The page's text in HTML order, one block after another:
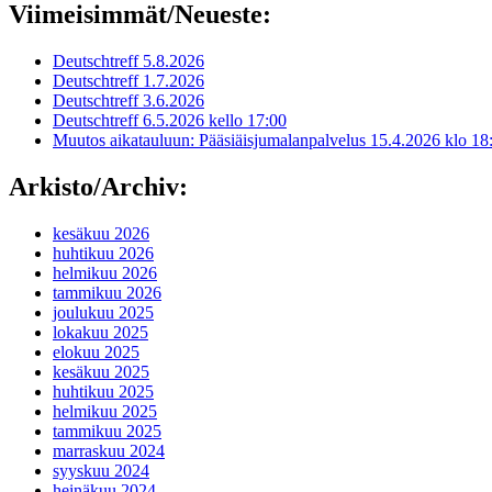
Viimeisimmät/Neueste:
Deutschtreff 5.8.2026
Deutschtreff 1.7.2026
Deutschtreff 3.6.2026
Deutschtreff 6.5.2026 kello 17:00
Muutos aikatauluun: Pääsiäisjumalanpalvelus 15.4.2026 klo
Arkisto/Archiv:
kesäkuu 2026
huhtikuu 2026
helmikuu 2026
tammikuu 2026
joulukuu 2025
lokakuu 2025
elokuu 2025
kesäkuu 2025
huhtikuu 2025
helmikuu 2025
tammikuu 2025
marraskuu 2024
syyskuu 2024